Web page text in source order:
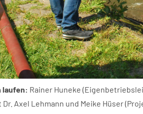
laufen: Rainer Huneke
Dr. Axel Lehmann und Meike Hüser